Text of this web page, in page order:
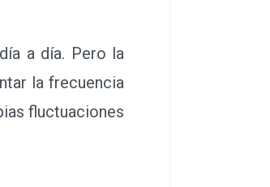
a día. Pero la
la frecuencia
fluctuaciones